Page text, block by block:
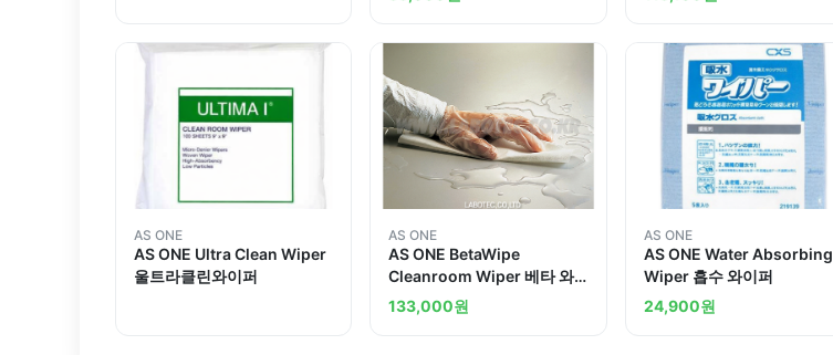
AS ONE
AS ONE Ultra Clean Wiper
울트라클린와이퍼
AS ONE
AS ONE BetaWipe
Cleanroom Wiper 베타 와
이퍼
133,000원
AS ONE
AS ONE Water Absorbing
Wiper 흡수 와이퍼
24,900원